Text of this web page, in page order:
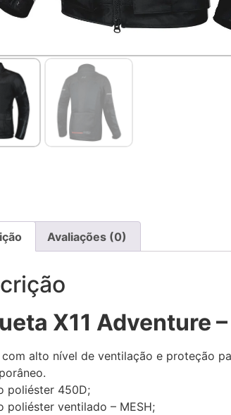
Avaliações (0)
X11 Adventure
com alto nível de ventilação e proteção
poliéster 450D;
poliéster ventilado – MESH;